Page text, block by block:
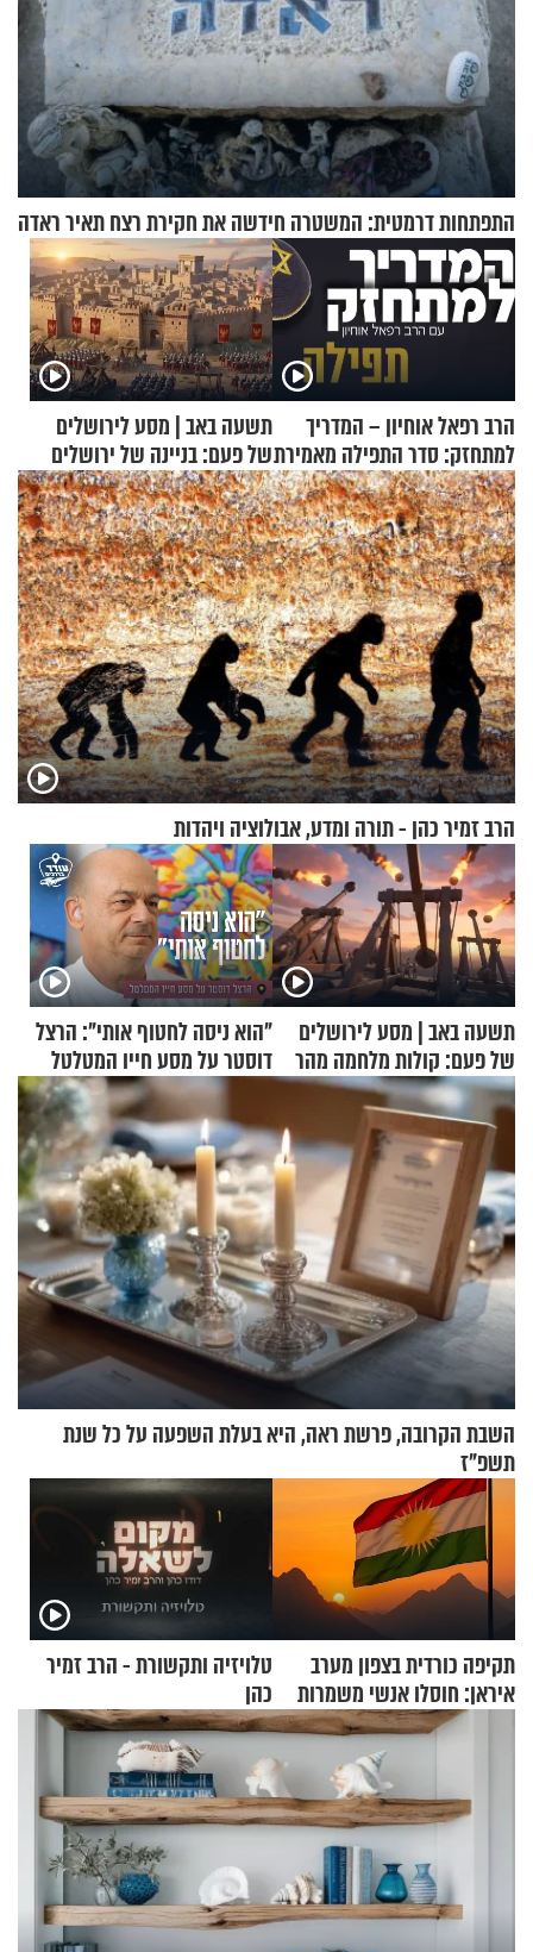
התפתחות דרמטית: המשטרה חידשה את חקירת רצח תאיר ראדה
הרב רפאל אוחיון – המדריך
למתחזק: סדר התפילה מאמירת
הקורבנות ועד קריאת שמע
תשעה באב | מסע לירושלים
של פעם: בניינה של ירושלים
הרב זמיר כהן - תורה ומדע, אבולוציה ויהדות
תשעה באב | מסע לירושלים
של פעם: קולות מלחמה מהר
הזיתים
"הוא ניסה לחטוף אותי": הרצל
דוסטר על מסע חייו המטלטל
השבת הקרובה, פרשת ראה, היא בעלת השפעה על כל שנת
תשפ"ז
תקיפה כורדית בצפון מערב
איראן: חוסלו אנשי משמרות
המהפכה
טלויזיה ותקשורת - הרב זמיר
כהן